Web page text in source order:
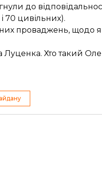
до
70 цивільних).
проваджень, щодо
Луценка. Хто такий